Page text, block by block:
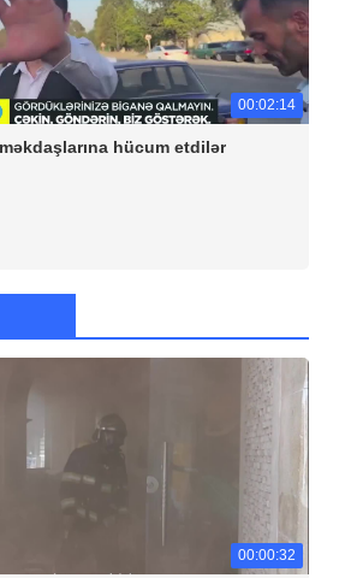
00:02:14
hücum etdilər
00:00:32